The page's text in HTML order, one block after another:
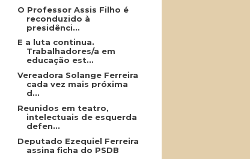
O Professor Assis Filho é
reconduzido à
presidênci...
E a luta continua.
Trabalhadores/a em
educação est...
Vereadora Solange Ferreira
cada vez mais próxima
d...
Reunidos em teatro,
intelectuais de esquerda
defen...
Deputado Ezequiel Ferreira
assina ficha do PSDB